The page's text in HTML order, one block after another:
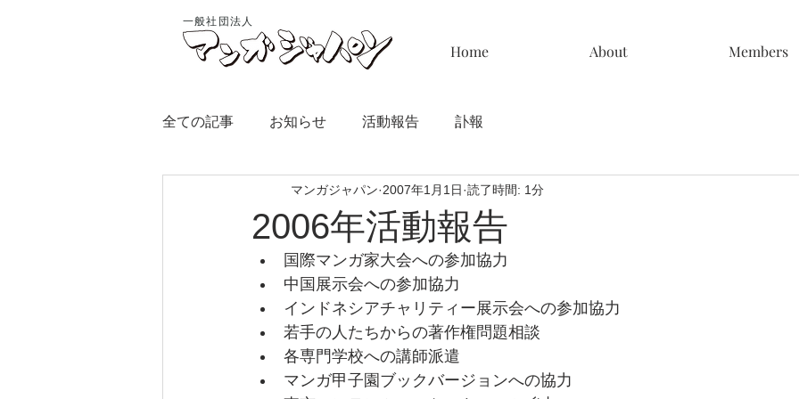
一般社団法人
Home About Members
全ての記事 お知らせ 活動報告 訃報
2006年活動報告
マンガジャパン 2007年1月1日 読了時間: 1分
国際マンガ家大会への参加協力
中国展示会への参加協力
インドネシアチャリティー展示会への参加協力
若手の人たちからの著作権問題相談
各専門学校への講師派遣
マンガ甲子園ブックバージョンへの協力